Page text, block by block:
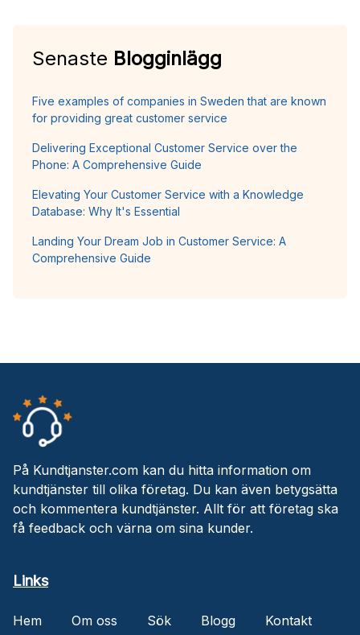
Senaste Blogginlägg
Five examples of companies in Sweden that are known
for providing great customer service
Delivering Exceptional Customer Service over the
Phone: A Comprehensive Guide
Elevating Your Customer Service with a Knowledge
Database: Why It's Essential
Landing Your Dream Job in Customer Service: A
Comprehensive Guide
På Kundtjanster.com kan du hitta information om
kundtjänster till olika företag. Du kan även betygsätta
och kommentera kundtjänster. Allt för att företag ska
få feedback och värna om sina kunder.
Links
Hem Om oss Sök Blogg
Kontakt